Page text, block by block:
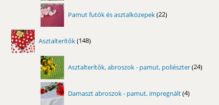
Pamut futók és asztalközepek 22
termék
Asztalterítők 148
termék
Asztalterítők, abroszok - pamut, poliészter 24
Damaszt abroszok - pamut, impregnált 4
termék